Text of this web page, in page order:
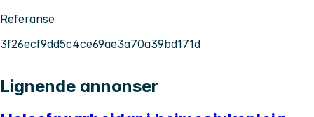
Referanse
3f26ecf9dd5c4ce69ae3a70a39bd171d
Lignende annonser